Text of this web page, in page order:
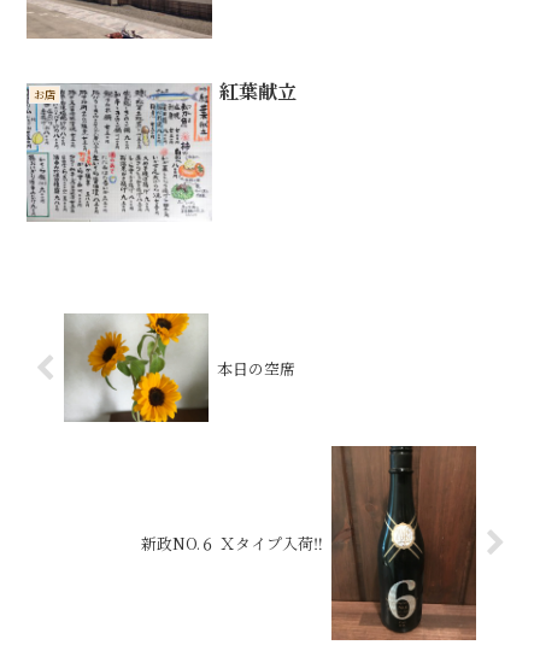
お店 紅葉献立
本日の空席
新政NO.６ Ｘタイプ入荷‼️